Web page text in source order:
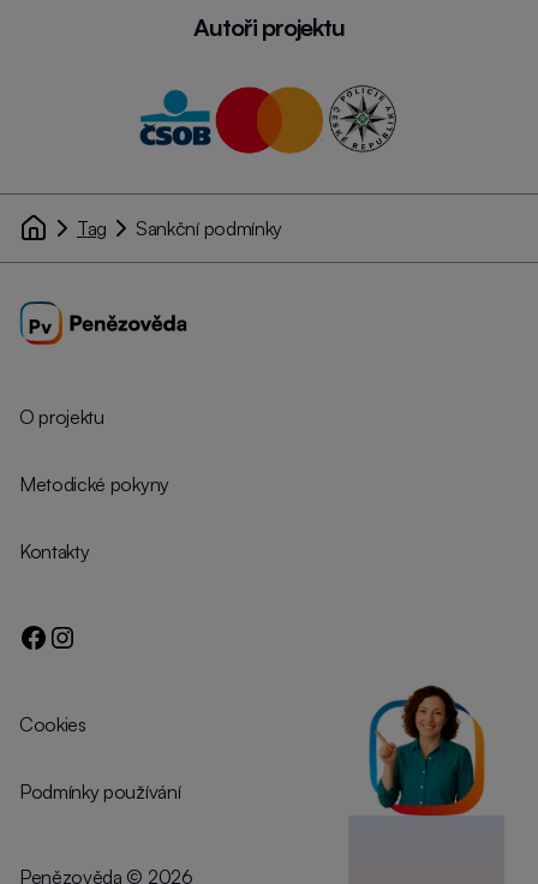
Autoři projektu
Tag Sankční podmínky
O projektu
Metodické pokyny
Kontakty
Cookies
Podmínky používání
Penězověda ©️ 2026